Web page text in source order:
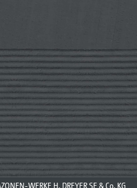
WERKE H. DREYER SE & Co. KG